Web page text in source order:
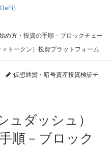
）
め方・投資の手順－ブロックチェー
トークン）投資プラットフォーム
仮想通貨・暗号資産投資検証チ
順－ブロック